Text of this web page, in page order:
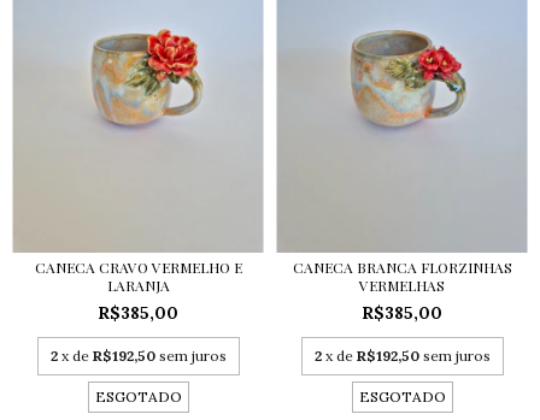
CANECA CRAVO VERMELHO E
LARANJA
R$385,00
2 x de R$192,50 sem juros
ESGOTADO
CANECA BRANCA FLORZINHAS
VERMELHAS
R$385,00
2 x de R$192,50 sem juros
ESGOTADO